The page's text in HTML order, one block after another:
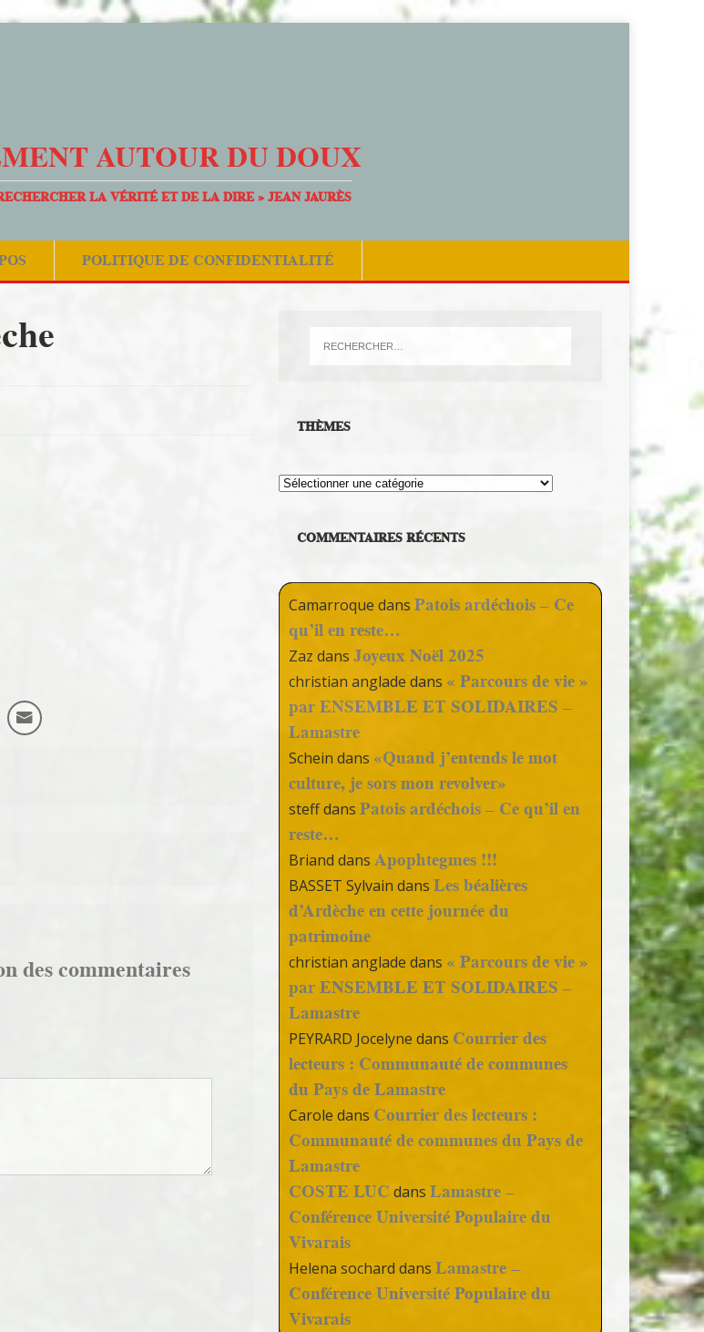
AUTOUR DU DOUX
LA VÉRITÉ ET DE LA DIRE » JEAN JAURÈS
POLITIQUE DE CONFIDENTIALITÉ
des commentaires
THÈMES
Thèmes
COMMENTAIRES RÉCENTS
Camarroque dansPatois ardéchois – Ce
qu’il en reste…
Zaz dansJoyeux Noël 2025
christian anglade dans « Parcours de vie »
par ENSEMBLE ET SOLIDAIRES –
Lamastre
Schein dans «Quand j’entends le mot
culture, je sors mon revolver»
steffdansPatois ardéchois – Ce qu’il en
reste…
Briand dansApophtegmes !!!
BASSET Sylvain dansLes béalières
d’Ardèche en cette journée du
patrimoine
christian anglade dans « Parcours de vie »
par ENSEMBLE ET SOLIDAIRES –
Lamastre
PEYRARD Jocelyne dans Courrier des
lecteurs : Communauté de communes
du Pays de Lamastre
Carole dans Courrier des lecteurs :
Communauté de communes du Pays de
Lamastre
COSTE LUC dansLamastre –
Conférence Université Populaire du
Vivarais
Helena sochard dansLamastre –
Conférence Université Populaire du
Vivarais